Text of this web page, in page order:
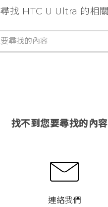
尋找 HTC U Ultra 的相
找不到您要尋找的內容
連絡我們